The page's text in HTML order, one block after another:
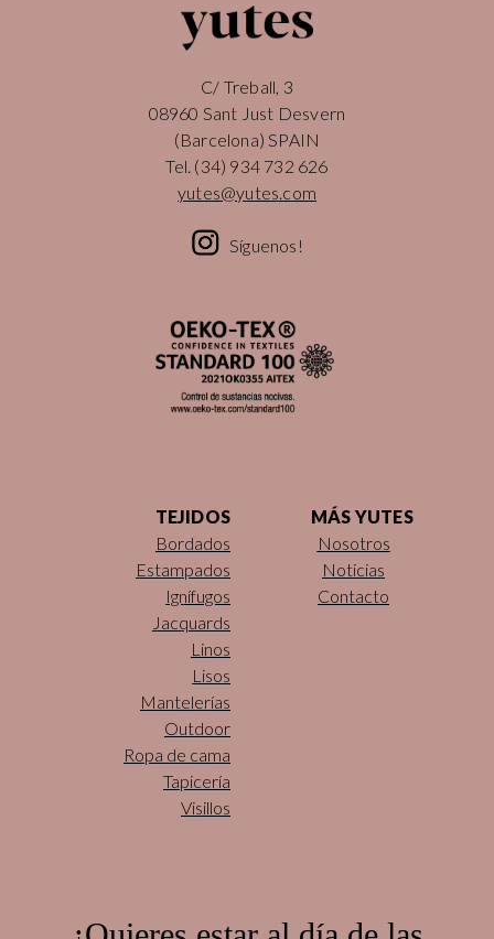
C/ Treball, 3
08960 Sant Just Desvern
(Barcelona) SPAIN
Tel. (34) 934 732 626
yutes@yutes.com
Síguenos!
TEJIDOS
Bordados
Estampados
Ignífugos
Jacquards
Linos
Lisos
Mantelerías
Outdoor
Ropa de cama
Tapicería
Visillos
MÁS YUTES
Nosotros
Noticias
Contacto